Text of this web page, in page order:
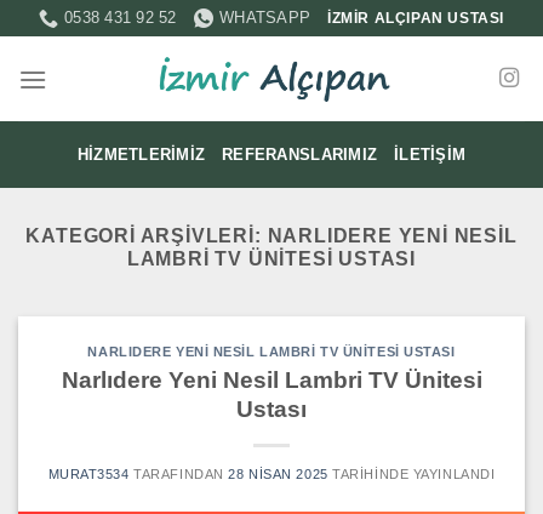
İçeriğe
0538 431 92 52 WHATSAPP İZMİR ALÇIPAN USTASI
HIZMETLERIMIZ REFERANSLARIMIZ İLETIŞIM
KATEGORI ARŞIVLERI: NARLIDERE YENI NESIL
LAMBRI TV ÜNITESI USTASI
NARLIDERE YENI NESIL LAMBRI TV ÜNITESI USTASI
Narlıdere Yeni Nesil Lambri TV Ünitesi
Ustası
MURAT3534 TARAFINDAN 28 NISAN 2025 TARIHINDE YAYINLANDI